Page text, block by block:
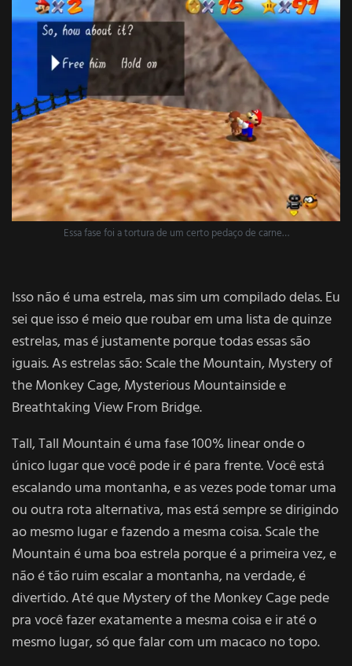
Essa fase foi a tortura de um certo pedaço de carne…
Isso não é uma estrela, mas sim um compilado delas. Eu
sei que isso é meio que roubar em uma lista de quinze
estrelas, mas é justamente porque todas essas são
iguais. As estrelas são: Scale the Mountain, Mystery of
the Monkey Cage, Mysterious Mountainside e
Breathtaking View From Bridge.
Tall, Tall Mountain é uma fase 100% linear onde o
único lugar que você pode ir é para frente. Você está
escalando uma montanha, e as vezes pode tomar uma
ou outra rota alternativa, mas está sempre se dirigindo
ao mesmo lugar e fazendo a mesma coisa. Scale the
Mountain é uma boa estrela porque é a primeira vez, e
não é tão ruim escalar a montanha, na verdade, é
divertido. Até que Mystery of the Monkey Cage pede
pra você fazer exatamente a mesma coisa e ir até o
mesmo lugar, só que falar com um macaco no topo.